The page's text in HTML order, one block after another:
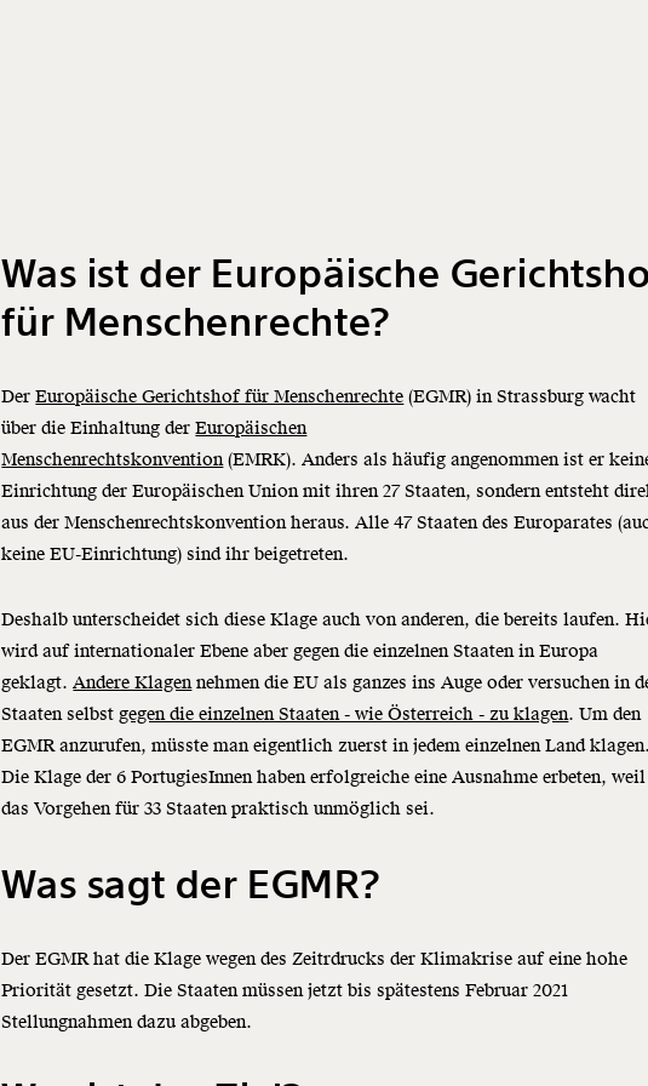
Was ist der Europäische
für Menschenrechte?
DerEuropäische Gerichtshof für Menschenrechte (EGMR) in Strassburg wacht
über die Einhaltung derEuropäischen
Menschenrechtskonvention(EMRK). Anders als häufig angenommen ist er
Einrichtung der Europäischen Union mit ihren 27 Staaten, sondern entsteht
aus der Menschenrechtskonvention heraus. Alle 47 Staaten des Europarates
keine EU-Einrichtung) sind ihr beigetreten.
Deshalb unterscheidet sich diese Klage auch von anderen, die bereits laufen.
wird auf internationaler Ebene aber gegen die einzelnen Staaten in Europa
geklagt.Andere Klagennehmen die EU als ganzes ins Auge oder versuchen in
Staaten selbstgegen die einzelnen Staaten - wie Österreich - zu klagen. Um den
EGMR anzurufen, müsste man eigentlich zuerst in jedem einzelnen Land klagen.
Die Klage der 6 PortugiesInnen haben erfolgreiche eine Ausnahme erbeten, weil
das Vorgehen für 33 Staaten praktisch unmöglich sei.
Was sagt der EGMR?
Der EGMR hat die Klage wegen des Zeitrdrucks der Klimakrise auf eine hohe
Priorität gesetzt. Die Staaten müssen jetzt bis spätestens Februar 2021
Stellungnahmen dazu abgeben.